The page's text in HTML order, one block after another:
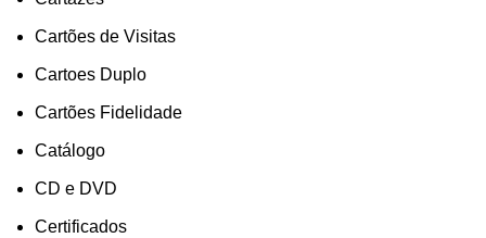
Cartões de Visitas
Cartoes Duplo
Cartões Fidelidade
Catálogo
CD e DVD
Certificados